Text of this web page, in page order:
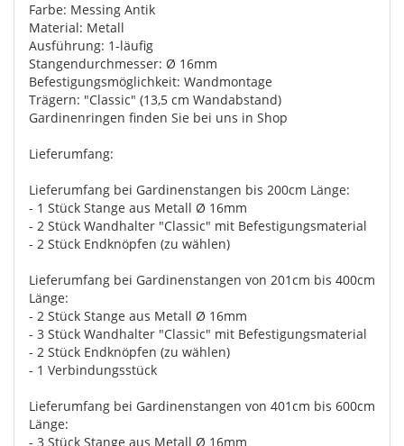
Farbe: Messing Antik
Material: Metall
Ausführung: 1-läufig
Stangendurchmesser: Ø 16mm
Befestigungsmöglichkeit: Wandmontage
Trägern: "Classic" (13,5 cm Wandabstand)
Gardinenringen finden Sie bei uns in Shop
Lieferumfang:
Lieferumfang bei Gardinenstangen bis 200cm Länge:
- 1 Stück Stange aus Metall Ø 16mm
- 2 Stück Wandhalter "Classic" mit Befestigungsmaterial
- 2 Stück Endknöpfen (zu wählen)
Lieferumfang bei Gardinenstangen von 201cm bis 400cm
Länge:
- 2 Stück Stange aus Metall Ø 16mm
- 3 Stück Wandhalter "Classic" mit Befestigungsmaterial
- 2 Stück Endknöpfen (zu wählen)
- 1 Verbindungsstück
Lieferumfang bei Gardinenstangen von 401cm bis 600cm
Länge:
- 3 Stück Stange aus Metall Ø 16mm